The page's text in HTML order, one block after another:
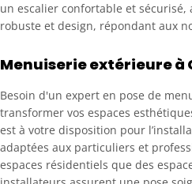
un escalier confortable et sécurisé,
robuste et design, répondant aux
Menuiserie extérieure à
Besoin d'un expert en pose de
transformer vos espaces
est à votre disposition pour
adaptées aux particuliers et
espaces résidentiels que des